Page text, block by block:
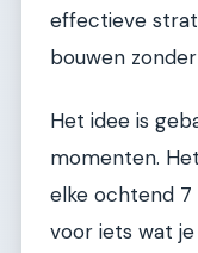
effectieve
bouwen
Het idee is
momenten.
elke ochtend 7
voor iets wat